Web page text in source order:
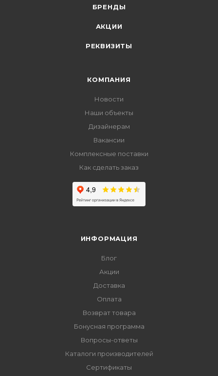
БРЕНДЫ
АКЦИИ
РЕКВИЗИТЫ
КОМПАНИЯ
Новости
Наши объекты
Дизайнерам
Вакансии
Комплексные поставки
Как сделать заказ
ИНФОРМАЦИЯ
Блог
Акции
Доставка
Оплата
Возврат товара
Бонусная программа
Вопросы-ответы
Каталоги производителей
Сертификаты